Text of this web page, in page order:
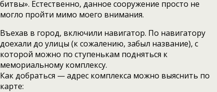
битвы». Естественно, данное сооружение просто не
могло пройти мимо моего внимания.
Въехав в город, включили навигатор. По навигатору
доехали до улицы (к сожалению, забыл название), с
которой можно по ступенькам подняться к
мемориальному комплексу.
Как добраться — адрес комплекса можно выяснить по
карте: